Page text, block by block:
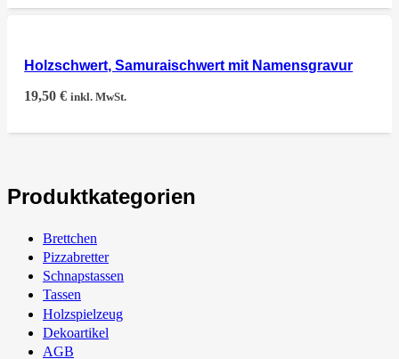
Holzschwert, Samuraischwert mit Namensgravur
19,50€ inkl. MwSt.
Produktkategorien
Brettchen
Pizzabretter
Schnapstassen
Tassen
Holzspielzeug
Dekoartikel
AGB